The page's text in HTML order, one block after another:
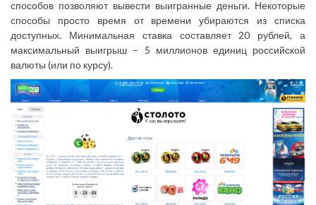
способов позволяют вывести выигранные деньги. Некоторые
способы просто время от времени убираются из списка
доступных. Минимальная ставка составляет 20 рублей, а
максимальный выигрыш – 5 миллионов единиц российской
валюты (или по курсу).